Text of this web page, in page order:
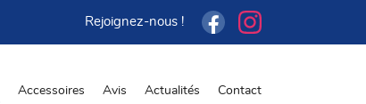
Rejoignez-nous !
Accessoires Avis Actualités Contact